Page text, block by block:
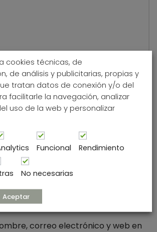
*
correo electrónico y web en
cookies técnicas, de
de análisis y publicitarias, propias y
tratan datos de conexión y/o del
facilitarle la navegación, analizar
uso de la web y personalizar
Funcional Rendimiento
No necesarias
Aceptar